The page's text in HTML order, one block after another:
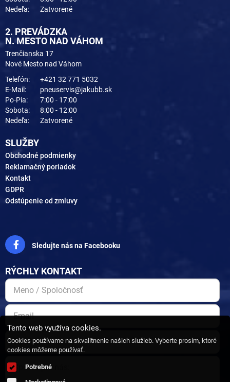
Nedeľa:
Zatvorené
2. PREVÁDZKA
N. MESTO NAD VÁHOM
Trenčianska 17
Nové Mesto nad Váhom
Telefón:
+421 32 771 5032
E-Mail:
pneuservis@jakubb.sk
Po-Pia:
7:00 - 17:00
Sobota:
8:00 - 12:00
Nedeľa:
Zatvorené
SLUŽBY
Obchodné podmienky
Reklamačný poriadok
Kontakt
GDPR
Odstúpenie od zmluvy
Sledujte nás na Facebooku
RÝCHLY KONTAKT
Tento web využíva cookies.
Cookies používame na skvalitnenie našich služieb. Vyberte prosím, ktoré
cookies môžeme používať.
Potrebné